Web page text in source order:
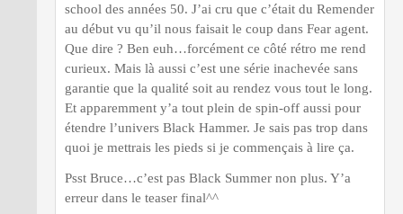
school des années 50. J’ai cru que c’était du Remender
au début vu qu’il nous faisait le coup dans Fear agent.
Que dire ? Ben euh…forcément ce côté rétro me rend
curieux. Mais là aussi c’est une série inachevée sans
garantie que la qualité soit au rendez vous tout le long.
Et apparemment y’a tout plein de spin-off aussi pour
étendre l’univers Black Hammer. Je sais pas trop dans
quoi je mettrais les pieds si je commençais à lire ça.
Psst Bruce…c’est pas Black Summer non plus. Y’a
erreur dans le teaser final^^